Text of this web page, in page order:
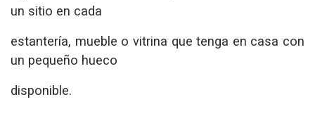
un sitio en cada
estantería, mueble o vitrina que tenga en casa con
un pequeño hueco
disponible.